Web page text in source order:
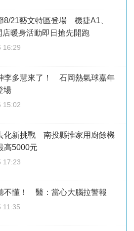
8/21藝文特區登場 機捷A1、
店暖身活動即日搶先開跑
16:29
李多慧來了！ 石岡熱氣球嘉年
場
15:02
化新挑戰 南投縣推家用廚餘機
高5000元
17:23
不懂！ 醫：當心大腦拉警報
11:35